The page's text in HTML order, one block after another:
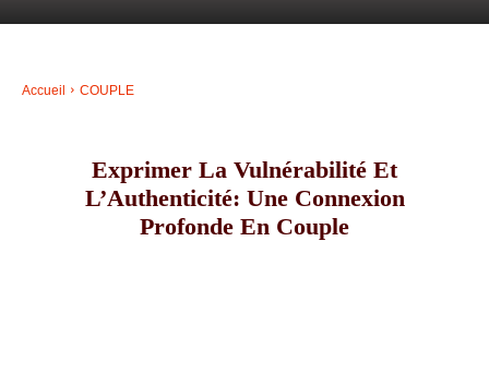
Accueil COUPLE
Exprimer La Vulnérabilité Et
L’Authenticité: Une Connexion
Profonde En Couple